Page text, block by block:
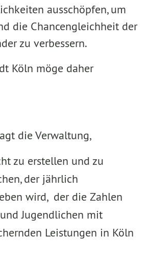
ausschöpfen, um
die Chancengleichheit der
zu verbessern.
Köln möge daher
die Verwaltung,
zu erstellen und zu
der jährlich
wird, der die Zahlen
Jugendlichen mit
Leistungen in Köln